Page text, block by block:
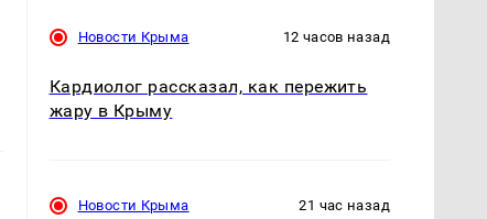
Новости Крыма 12 часов назад
Кардиолог рассказал, как пережить
жару в Крыму
Новости Крыма 21 час назад